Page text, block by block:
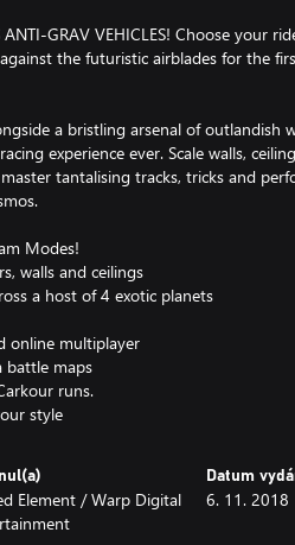
ANTI-GRAV VEHICLES! Choose your
the futuristic airblades for the
a bristling arsenal of outlandish
experience ever. Scale walls,
tantalising tracks, tricks and
Modes!
walls and ceilings
a host of 4 exotic planets
online multiplayer
battle maps
runs.
style
Element / Warp Digital
Datum
6. 11. 2018